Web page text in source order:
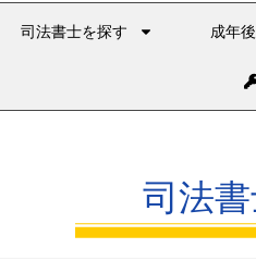
司法書士を探す 成年
司法